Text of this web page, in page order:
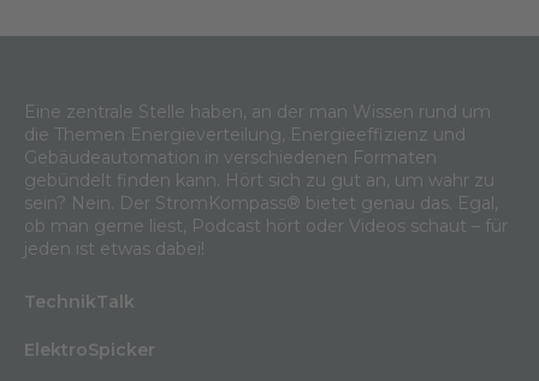
Eine zentrale Stelle haben, an der man Wissen rund um
die Themen Energieverteilung, Energieeffizienz und
Gebäudeautomation in verschiedenen Formaten
gebündelt finden kann. Hört sich zu gut an, um wahr zu
sein? Nein. Der StromKompass® bietet genau das. Egal,
ob man gerne liest, Podcast hört oder Videos schaut – für
jeden ist etwas dabei!
TechnikTalk
ElektroSpicker